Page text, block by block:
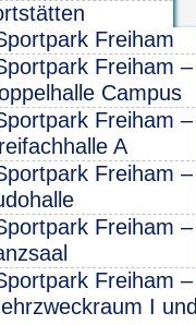
Freiham
Freiham –
Campus
Freiham –
A
Freiham –
Freiham –
Freiham –
I und